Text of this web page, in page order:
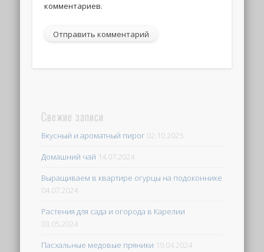
комментариев.
Свежие записи
Вкусный и ароматный пирог 02.10.2025
Домашний чай 14.07.2024
Выращиваем в квартире огурцы на подоконнике
04.07.2024
Растения для сада и огорода в Карелии
03.05.2024
Пасхальные медовые пряники 19.04.2024